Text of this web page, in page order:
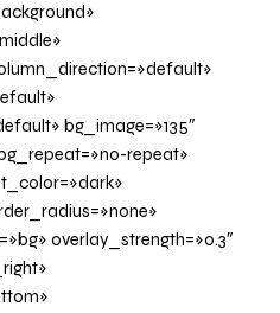
bg_image=»135″
repeat»
overlay_strength=»0.3″